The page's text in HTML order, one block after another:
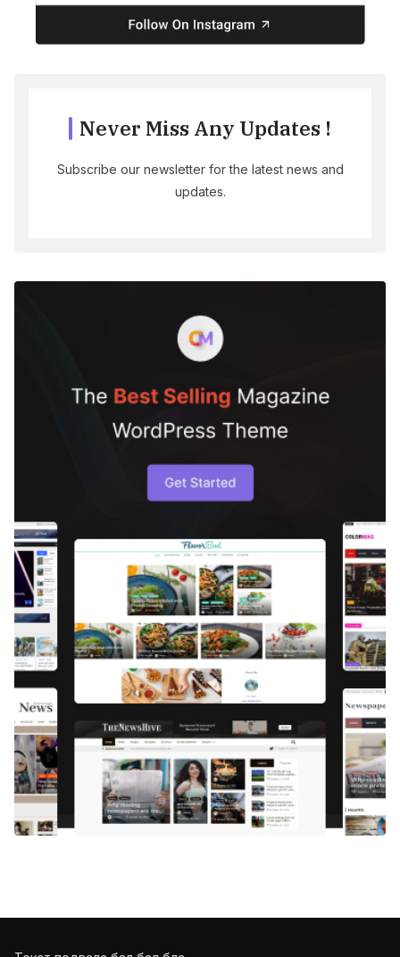
Never Miss Any Updates !
Subscribe our newsletter for the latest news and
updates.